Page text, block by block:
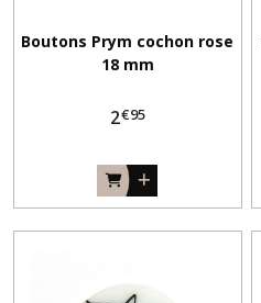
Boutons Prym cochon rose
18 mm
2€95